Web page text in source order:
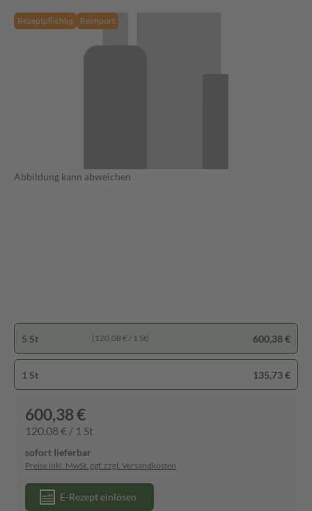
Rezeptpflichtig Reimport
Abbildung kann abweichen
5 St (120,08 € / 1 St) 600,38 €
1 St 135,73 €
600,38 €
120,08 € / 1 St
sofort lieferbar
Preise inkl. MwSt. ggf. zzgl. Versandkosten
E-Rezept einlösen